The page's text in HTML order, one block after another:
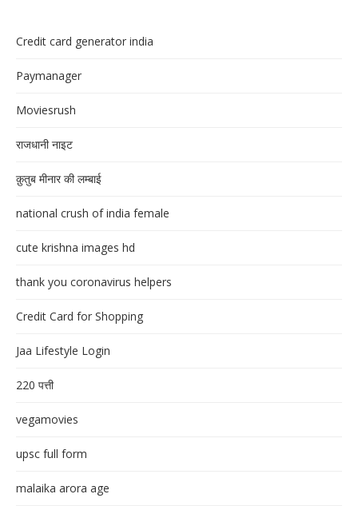
Credit card generator india
Paymanager
Moviesrush
राजधानी नाइट
क़ुतुब मीनार की लम्बाई
national crush of india female
cute krishna images hd
thank you coronavirus helpers
Credit Card for Shopping
Jaa Lifestyle Login
220 पत्ती
vegamovies
upsc full form
malaika arora age